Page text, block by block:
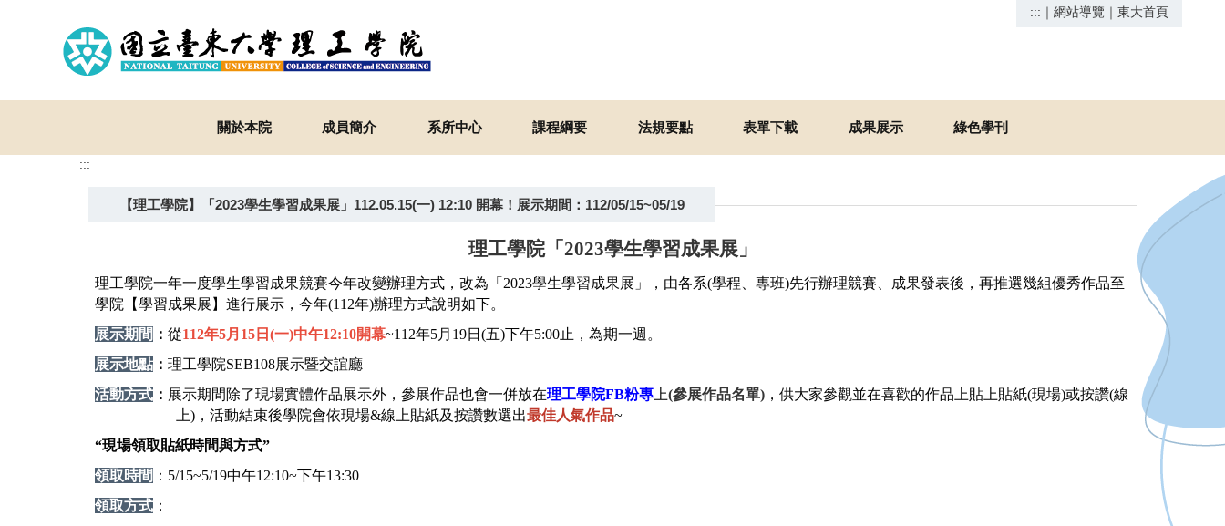
::: ｜ 網站導覽 ｜ 東大首頁
關於本院 成員簡介 系所中心 課程綱要 法規要點 表單下載 成果展示 綠色學刊
:::
【理工學院】「2023學生學習成果展」112.05.15(一) 12:10 開幕！展示期間：112/05/15~05/19
理工學院「2023學生學習成果展」
理工學院一年一度學生學習成果競賽今年改變辦理方式，改為「2023學生學習成果展」，由各系(學程、專班)先行辦理競賽、成果發表後，再推選幾組優秀作品至
學院【學習成果展】進行展示，今年(112年)辦理方式說明如下。
展示期間 ： 從112年5月15日(一)中午12:10開幕~112年5月19日(五)下午5:00止，為期一週。
展示地點： 理工學院SEB108展示暨交誼廳
活動方式： 展示期間除了現場實體作品展示外，參展作品也會一併放在理工學院FB粉專上(參展作品名單)，供大家參觀並在喜歡的作品上貼上貼紙(現場)或按讚(線
上)，活動結束後學院會依現場&線上貼紙及按讚數選出最佳人氣作品~
“現場領取貼紙時間與方式”
領取時間 ：5/15~5/19中午12:10~下午13:30
領取方式：